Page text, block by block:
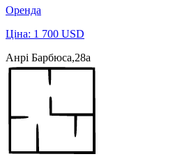
Оренда
Ціна: 1 700 USD
Анрі Барбюса,28а